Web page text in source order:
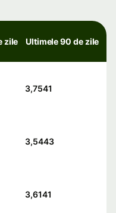
zile Ultimele 90 de zile
3,7541
3,5443
3,6141